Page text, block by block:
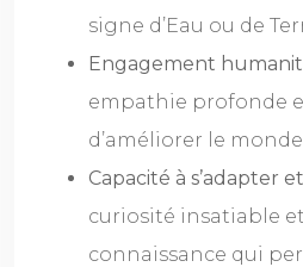
signe d’Eau ou de
Engagement
empathie profonde
d’améliorer le
Capacité à s’adapter
curiosité insatiable
connaissance qui